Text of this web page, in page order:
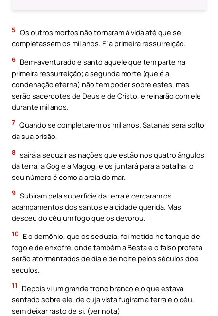
5 Os outros mortos não tornaram à vida até que se
completassem os mil anos. E’ a primeira ressurreição.
6 Bem-aventurado e santo aquele que tem parte na
primeira ressurreição; a segunda morte (que é a
condenação eterna) não tem poder sobre estes, mas
serão sacerdotes de Deus e de Cristo, e reinarão com ele
durante mil anos.
7 Quando se completarem os mil anos. Satanás será solto
da sua prisão,
8 sairá a seduzir as nações que estão nos quatro ângulos
da terra, a Gog e a Magog, e os juntará para a batalha: o
seu número é como a areia do mar.
9 Subiram pela superfície da terra e cercaram os
acampamentos dos santos e a cidade querida. Mas
desceu do céu um fogo que os devorou.
10 E o demônio, que os seduzia, foi metido no tanque de
fogo e de enxofre, onde também a Besta e o falso profeta
serão atormentados de dia e de noite pelos séculos doe
séculos.
11
Depois vi um grande trono branco e o que estava
sentado sobre ele, de cuja vista fugiram a terra e o céu,
sem deixar rasto de si. (ver nota)